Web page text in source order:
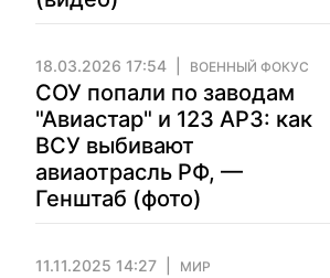
18.03.2026 17:54 ВОЕННЫЙ ФОКУС
СОУ попали по заводам
"Авиастар" и 123 АРЗ: как
ВСУ выбивают
авиаотрасль РФ, —
Генштаб (фото)
11.11.2025 14:27 МИР